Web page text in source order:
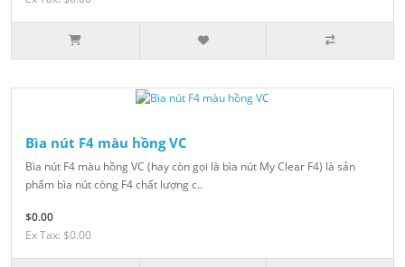
Bìa nút F4 màu hồng VC
Bìa nút F4 màu hồng VC (hay còn gọi là bìa nút My Clear F4) là sản
phẩm bìa nút còng F4 chất lượng c..
$0.00
Ex Tax: $0.00